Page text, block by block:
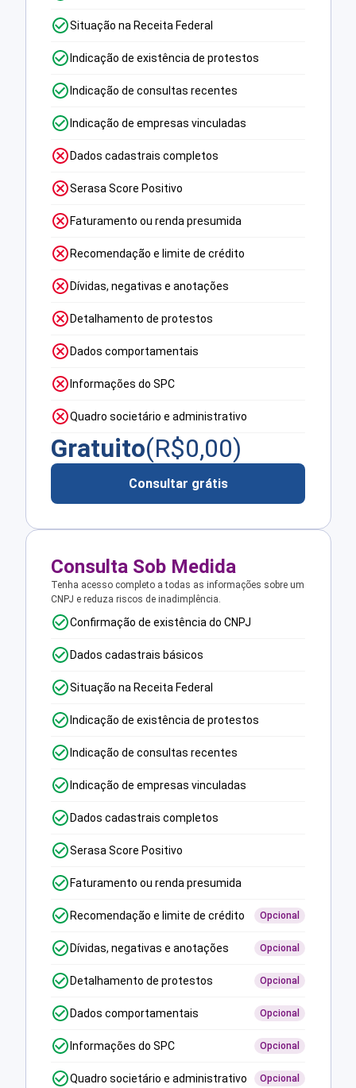
Situação na Receita Federal
Indicação de existência de protestos
Indicação de consultas recentes
Indicação de empresas vinculadas
Dados cadastrais completos
Serasa Score Positivo
Faturamento ou renda presumida
Recomendação e limite de crédito
Dívidas, negativas e anotações
Detalhamento de protestos
Dados comportamentais
Informações do SPC
Quadro societário e administrativo
Gratuito(R$0,00)
Consultar grátis
Consulta Sob Medida
Tenha acesso completo a todas as informações sobre um
CNPJ e reduza riscos de inadimplência.
Confirmação de existência do CNPJ
Dados cadastrais básicos
Situação na Receita Federal
Indicação de existência de protestos
Indicação de consultas recentes
Indicação de empresas vinculadas
Dados cadastrais completos
Serasa Score Positivo
Faturamento ou renda presumida
Recomendação e limite de crédito Opcional
Dívidas, negativas e anotações Opcional
Detalhamento de protestos Opcional
Dados comportamentais Opcional
Informações do SPC Opcional
Quadro societário e administrativo Opcional